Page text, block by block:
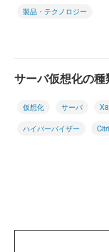
製品・テクノロジー
サーバ仮想化の種
仮想化 サーバ
ハイパーバイザー